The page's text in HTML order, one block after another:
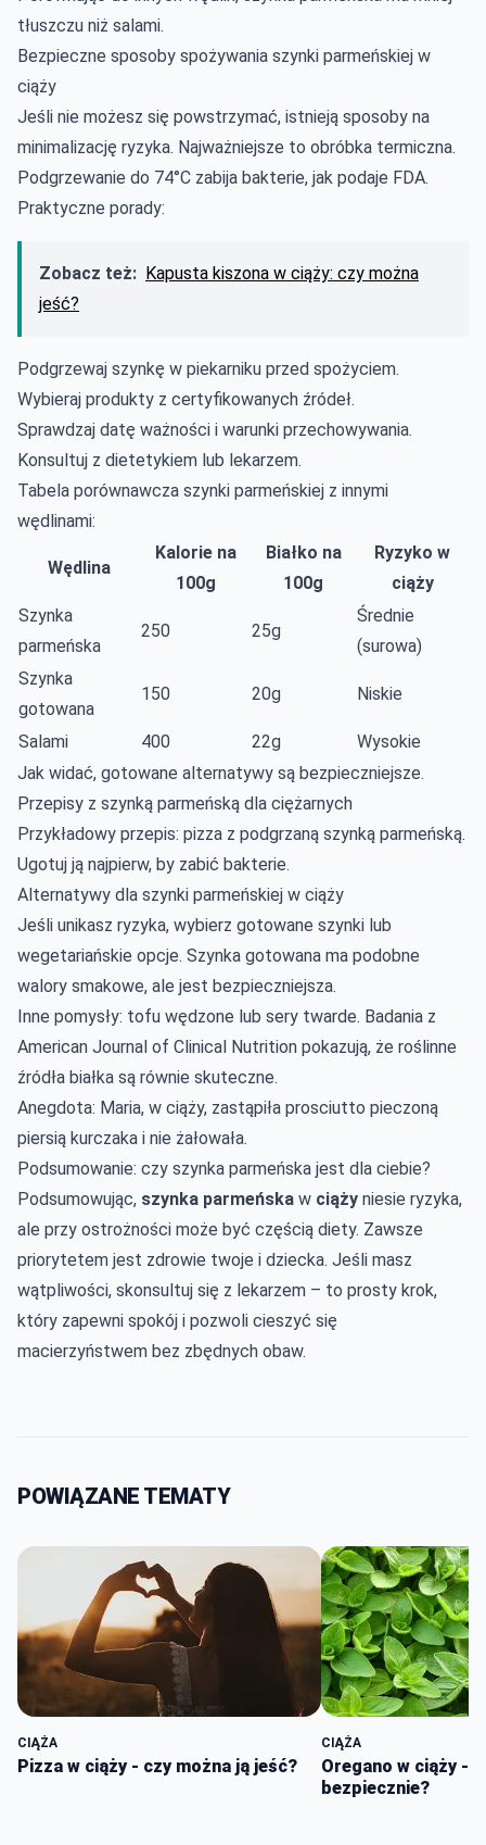
tłuszczu niż salami.
Bezpieczne sposoby spożywania szynki parmeńskiej w
ciąży
Jeśli nie możesz się powstrzymać, istnieją sposoby na
minimalizację ryzyka. Najważniejsze to obróbka termiczna.
Podgrzewanie do 74°C zabija bakterie, jak podaje FDA.
Praktyczne porady:
Zobacz też: Kapusta kiszona w ciąży: czy można
jeść?
Podgrzewaj szynkę w piekarniku przed spożyciem.
Wybieraj produkty z certyfikowanych źródeł.
Sprawdzaj datę ważności i warunki przechowywania.
Konsultuj z dietetykiem lub lekarzem.
Tabela porównawcza szynki parmeńskiej z innymi
wędlinami:
Wędlina
Kalorie na
100g
Białko na
100g
Ryzyko w
ciąży
Szynka
parmeńska
250 25g
Średnie
(surowa)
Szynka
gotowana
150 20g Niskie
Salami 400 22g
Wysokie
Jak widać, gotowane alternatywy są bezpieczniejsze.
Przepisy z szynką parmeńską dla ciężarnych
Przykładowy przepis: pizza z podgrzaną szynką parmeńską.
Ugotuj ją najpierw, by zabić bakterie.
Alternatywy dla szynki parmeńskiej w ciąży
Jeśli unikasz ryzyka, wybierz gotowane szynki lub
wegetariańskie opcje. Szynka gotowana ma podobne
walory smakowe, ale jest bezpieczniejsza.
Inne pomysły: tofu wędzone lub sery twarde. Badania z
American Journal of Clinical Nutrition pokazują, że roślinne
źródła białka są równie skuteczne.
Anegdota: Maria, w ciąży, zastąpiła prosciutto pieczoną
piersią kurczaka i nie żałowała.
Podsumowanie: czy szynka parmeńska jest dla ciebie?
Podsumowując, szynka parmeńska w ciąży niesie ryzyka,
ale przy ostrożności może być częścią diety. Zawsze
priorytetem jest zdrowie twoje i dziecka. Jeśli masz
wątpliwości, skonsultuj się z lekarzem – to prosty krok,
który zapewni spokój i pozwoli cieszyć się
macierzyństwem bez zbędnych obaw.
POWIĄZANE TEMATY
CIĄŻA
Pizza w ciąży - czy można ją jeść?
CIĄŻA
Oregano w ciąży -
bezpiecznie?